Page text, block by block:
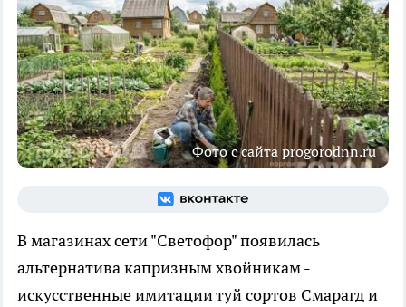
Фото с сайта progorodnn.ru
В магазинах сети "Светофор" появилась
альтернатива капризным хвойникам -
искусственные имитации туй сортов Смарагд и